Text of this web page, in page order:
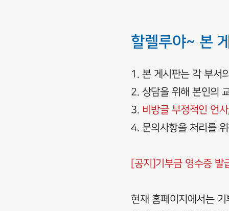
할렐루야~ 본
1. 본 게시판는 각 부서
2. 상담을 위해 본인의
3. 비방글 부정적인 언
4. 문의사항을 처리를
[공지]기부금 영수증 발
현재 홈페이지에서는